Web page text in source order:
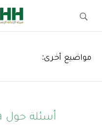
مواضيع أخرى:
أسئلة حول İHH Hakkında